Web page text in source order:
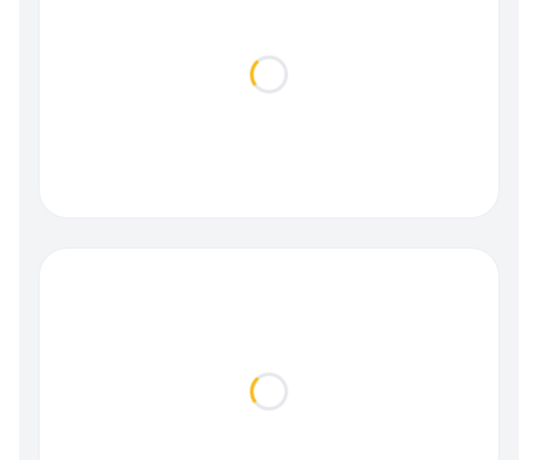
Loading...
Loading...